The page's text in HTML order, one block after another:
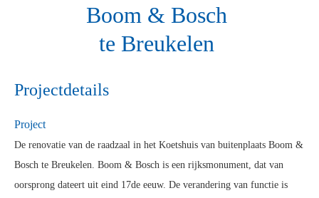
Boom & Bosch
te Breukelen
Projectdetails
Project
De renovatie van de raadzaal in het Koetshuis van buitenplaats Boom &
Bosch te Breukelen. Boom & Bosch is een rijksmonument, dat van
oorsprong dateert uit eind 17de eeuw. De verandering van functie is